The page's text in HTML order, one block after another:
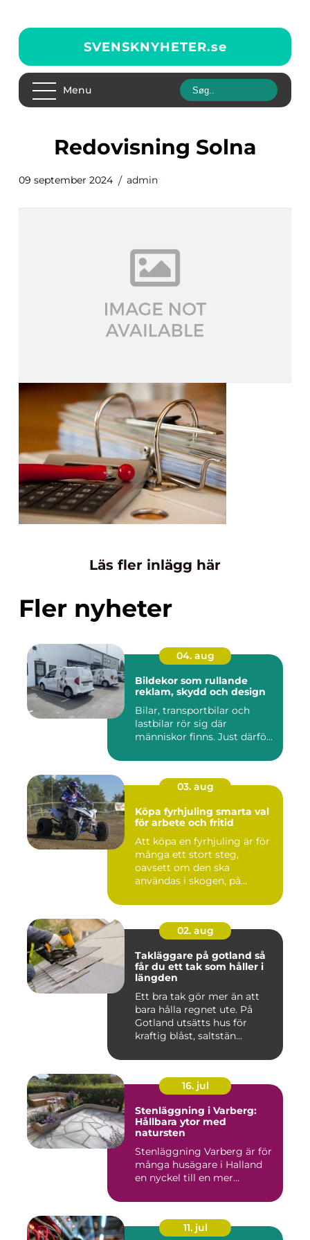
SVENSKNYHETER.se
Menu
Redovisning Solna
09 september 2024 admin
Läs fler inlägg här
Fler nyheter
04. aug
Bildekor som rullande
reklam, skydd och design
Bilar, transportbilar och
lastbilar rör sig där
människor finns. Just därfö...
03. aug
Köpa fyrhjuling smarta val
för arbete och fritid
Att köpa en fyrhjuling är för
många ett stort steg,
oavsett om den ska
användas i skogen, på
02. aug
Takläggare på gotland så
får du ett tak som håller i
längden
Ett bra tak gör mer än att
bara hålla regnet ute. På
Gotland utsätts hus för
kraftig blåst, saltstän...
16. jul
Stenläggning i Varberg:
Hållbara ytor med
natursten
Stenläggning Varberg är för
många husägare i Halland
en nyckel till en mer...
11. jul